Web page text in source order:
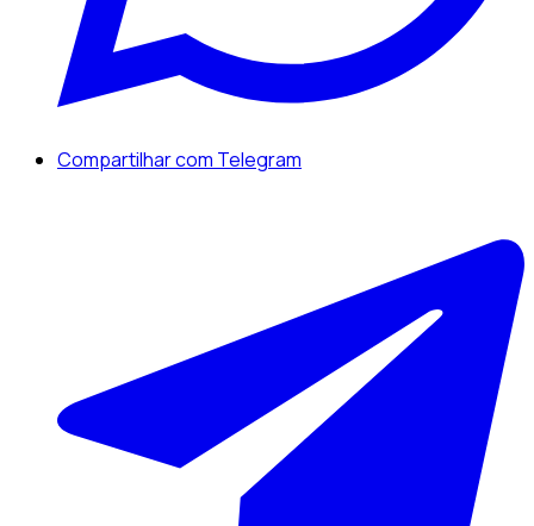
Compartilhar com Telegram